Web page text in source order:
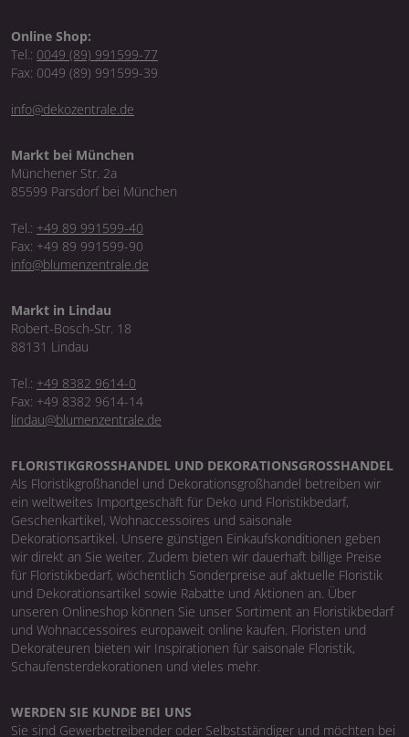
Online Shop:
Tel.: 0049 (89) 991599-77
Fax: 0049 (89) 991599-39
info@dekozentrale.de
Markt bei München
Münchener Str. 2a
85599 Parsdorf bei München
Tel.: +49 89 991599-40
Fax: +49 89 991599-90
info@blumenzentrale.de
Markt in Lindau
Robert-Bosch-Str. 18
88131 Lindau
Tel.: +49 8382 9614-0
Fax: +49 8382 9614-14
lindau@blumenzentrale.de
FLORISTIKGROSSHANDEL UND DEKORATIONSGROSSHANDEL
Als Floristikgroßhandel und Dekorationsgroßhandel betreiben wir
ein weltweites Importgeschäft für Deko und Floristikbedarf,
Geschenkartikel, Wohnaccessoires und saisonale
Dekorationsartikel. Unsere günstigen Einkaufskonditionen geben
wir direkt an Sie weiter. Zudem bieten wir dauerhaft billige Preise
für Floristikbedarf, wöchentlich Sonderpreise auf aktuelle Floristik
und Dekorationsartikel sowie Rabatte und Aktionen an. Über
unseren Onlineshop können Sie unser Sortiment an Floristikbedarf
und Wohnaccessoires europaweit online kaufen. Floristen und
Dekorateuren bieten wir Inspirationen für saisonale Floristik,
Schaufensterdekorationen und vieles mehr.
WERDEN SIE KUNDE BEI UNS
Sie sind Gewerbetreibender oder Selbstständiger und möchten bei